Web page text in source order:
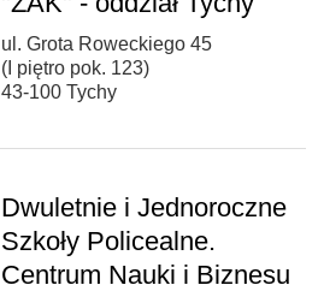
ul. Grota Roweckiego 45
(I piętro pok. 123)
43-100 Tychy
Dwuletnie i Jednoroczne
Szkoły Policealne.
Centrum Nauki i Biznesu